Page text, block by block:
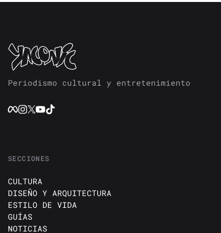
Periodismo cultural y entretenimiento
SECCIONES
CULTURA
DISEÑO Y ARQUITECTURA
ESTILO DE VIDA
GUÍAS
NOTICIAS